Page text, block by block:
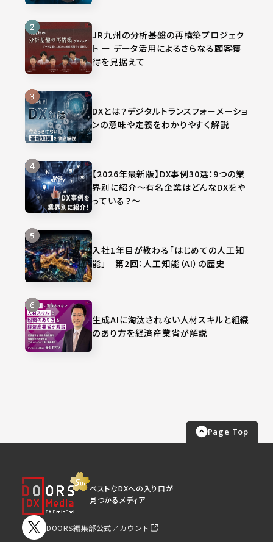
JR九州の分析基盤の再構築プロジェク
ト ー データ活用によるさらなる顧客獲
得を見据えて
DXとは？デジタルトランスフォーメーショ
ンの意味や定義をわかりやすく解説
【2026年最新版】DX事例30選：9つの業
界別に紹介～有名企業はどんなDXをや
っている？～
入社1年目が教わる「はじめての人工知
能」 第2回：人工知能（AI）の歴史
生成AIに淘汰されない人材スキルと組織
のあり方を経済産業省が解説
Page Top
ベストなDXへの入り口が
見つかるメディア
DOORS編集部公式アカウント